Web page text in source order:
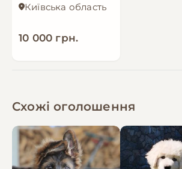
Київська область
10 000 грн.
Схожі оголошення